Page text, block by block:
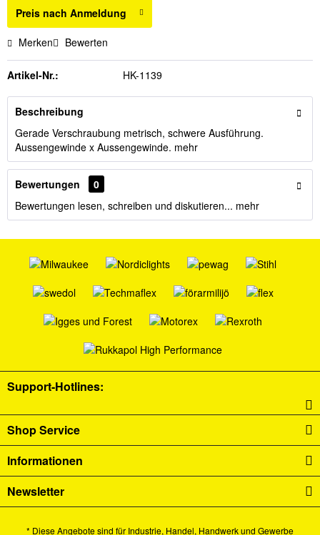
Preis nach Anmeldung
Merken Bewerten
Artikel-Nr.: HK-1139
Beschreibung
Gerade Verschraubung metrisch, schwere Ausführung.
Aussengewinde x Aussengewinde. mehr
Bewertungen
0
Bewertungen lesen, schreiben und diskutieren... mehr
Support-Hotlines:
Shop Service
Informationen
Newsletter
* Diese Angebote sind für Industrie, Handel, Handwerk und Gewerbe